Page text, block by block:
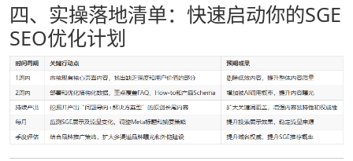
四、实操落地清单：快速启动你的SGE
SEO优化计划